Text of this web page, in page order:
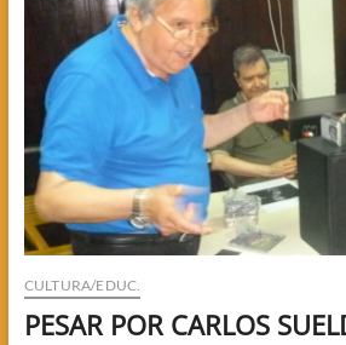
CULTURA/EDUC.
PESAR POR CARLOS